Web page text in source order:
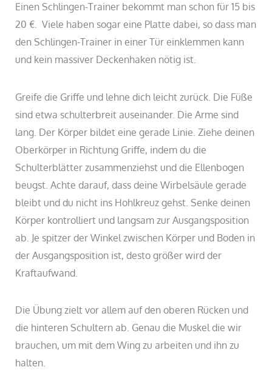
Einen Schlingen-Trainer bekommt man schon für 15 bis
20 €. Viele haben sogar eine Platte dabei, so dass man
den Schlingen-Trainer in einer Tür einklemmen kann
und kein massiver Deckenhaken nötig ist.
Greife die Griffe und lehne dich leicht zurück. Die Füße
sind etwa schulterbreit auseinander. Die Arme sind
lang. Der Körper bildet eine gerade Linie. Ziehe deinen
Oberkörper in Richtung Griffe, indem du die
Schulterblätter zusammenziehst und die Ellenbogen
beugst. Achte darauf, dass deine Wirbelsäule gerade
bleibt und du nicht ins Hohlkreuz gehst. Senke deinen
Körper kontrolliert und langsam zur Ausgangsposition
ab. Je spitzer der Winkel zwischen Körper und Boden in
der Ausgangsposition ist, desto größer wird der
Kraftaufwand.
Die Übung zielt vor allem auf den oberen Rücken und
die hinteren Schultern ab. Genau die Muskel die wir
brauchen, um mit dem Wing zu arbeiten und ihn zu
halten.